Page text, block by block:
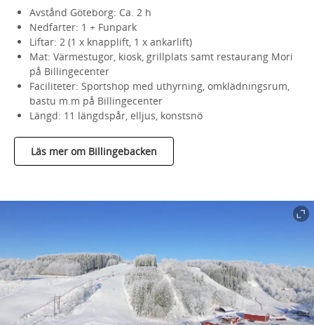
Avstånd Göteborg: Ca. 2 h
Nedfarter: 1 + Funpark
Liftar: 2 (1 x knapplift, 1 x ankarlift)
Mat: Värmestugor, kiosk, grillplats samt restaurang Mori
på Billingecenter
Faciliteter: Sportshop med uthyrning, omklädningsrum,
bastu m.m på Billingecenter
Längd: 11 längdspår, elljus, konstsnö
Läs mer om Billingebacken